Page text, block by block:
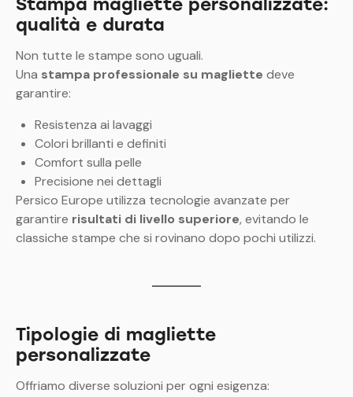
Stampa magliette personalizzate:
qualità e durata
Non tutte le stampe sono uguali.
Una stampa professionale su magliette deve
garantire:
Resistenza ai lavaggi
Colori brillanti e definiti
Comfort sulla pelle
Precisione nei dettagli
Persico Europe utilizza tecnologie avanzate per
garantire risultati di livello superiore, evitando le
classiche stampe che si rovinano dopo pochi utilizzi.
Tipologie di magliette
personalizzate
Offriamo diverse soluzioni per ogni esigenza: